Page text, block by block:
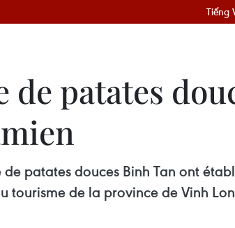
Tiếng
de patates
patates douces Binh Tan ont
tourisme de la province de Vinh